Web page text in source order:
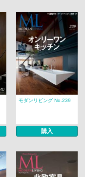
モダンリビング No.239
購入